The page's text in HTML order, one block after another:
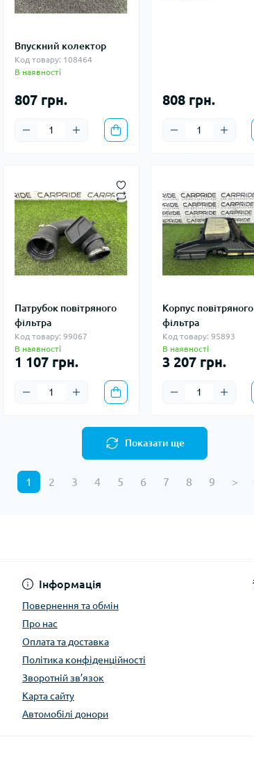
Впускний колектор
Код товару: 108464
В наявності
807 грн. 808 грн.
Патрубок повітряного
фільтра
Код товару: 99067
В наявності
1 107 грн.
Корпус повітряного
фільтра
Код товару: 95893
В наявності
3 207 грн.
Показати ще
1 2 3 4 5 6 7 8 9 >
Інформація
Повернення та обмін
Про нас
Оплата та доставка
Політика конфіденційності
Зворотній зв’язок
Карта сайту
Автомобілі донори